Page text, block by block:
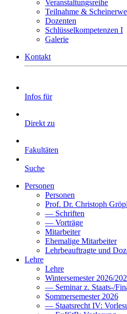
Veranstaltungsreihe
Teilnahme &
Dozenten
Schlüsselkompetenzen I
Galerie
Kontakt
Infos für
Direkt zu
Fakultäten
Suche
Personen
Personen
Prof. Dr. Christoph Gröpl
— Schriften
— Vorträge
Mitarbeiter
Ehemalige Mitarbeiter
Lehrbeauftragte und
Lehre
Lehre
Wintersemester 2026/
— Seminar z. Staats-/
Sommersemester 2026
— Staatsrecht IV: